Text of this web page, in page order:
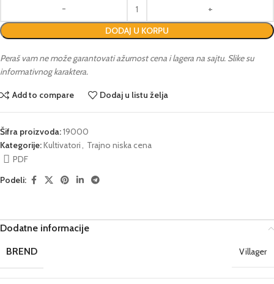
DODAJ U KORPU
Peraš vam ne može garantovati ažurnost cena i lagera na sajtu. Slike su
informativnog karaktera.
Add to compare Dodaj u listu želja
Šifra proizvoda:19000
Kategorije:Kultivatori, Trajno niska cena
PDF
Podeli:
Dodatne informacije
BREND
Villager